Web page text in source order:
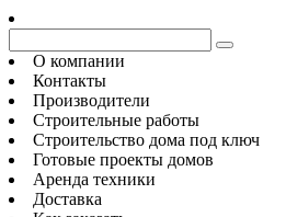
О компании
Контакты
Производители
Строительные работы
Строительство дома под ключ
Готовые проекты домов
Аренда техники
Доставка